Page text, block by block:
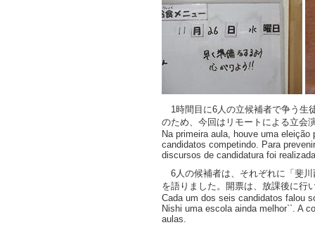
1時間目に6人の立候補者で争う生
のため、今回はリモートによる立会
Na primeira aula, houve uma
candidatos competindo. Para
discursos de candidatura foi
6人の候補者は、それぞれに「斐
を語りました。開票は、放課後に行
Cada um dos seis candidatos falou
Nishi uma escola ainda melhor``. A
aulas.